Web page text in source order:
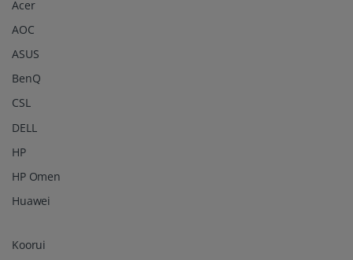
Acer
AOC
ASUS
BenQ
CSL
DELL
HP
HP Omen
Huawei
Koorui